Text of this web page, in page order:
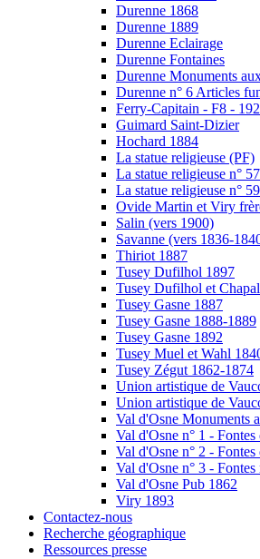
Durenne 1868
Durenne 1889
Durenne Eclairage
Durenne Fontaines
Durenne Monuments
Durenne n° 6 Articles
Ferry-Capitain - F8 -
Guimard Saint-Dizier
Hochard 1884
La statue religieuse (PF)
La statue religieuse n° 57
La statue religieuse n° 59
Ovide Martin et Viry
Salin (vers 1900)
Savanne (vers 1836-
Thiriot 1887
Tusey Dufilhol 1897
Tusey Dufilhol et
Tusey Gasne 1887
Tusey Gasne 1888-1889
Tusey Gasne 1892
Tusey Muel et Wahl
Tusey Zégut 1862-1874
Union artistique de
Union artistique de
Val d'Osne Monuments
Val d'Osne n° 1 - Fontes
Val d'Osne n° 2 - Fontes
Val d'Osne n° 3 - Fontes
Val d'Osne Pub 1862
Viry 1893
Contactez-nous
Recherche géographique
Ressources presse